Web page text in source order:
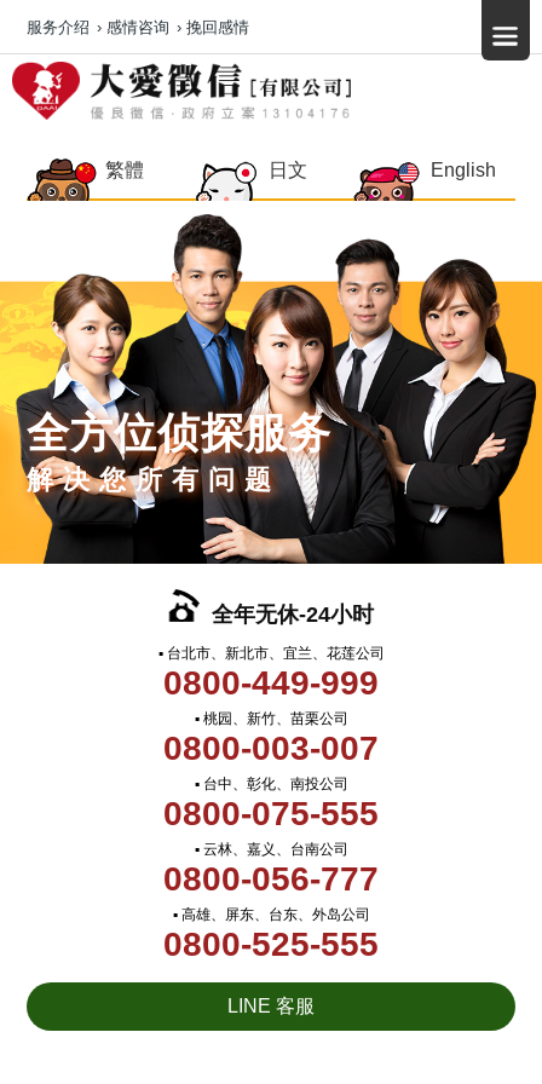
繁體 日文 English
全方位侦探服务
解决您所有问题
全年无休-24小时
▪ 台北市、新北市、宜兰、花莲公司
0800-449-999
▪ 桃园、新竹、苗栗公司
0800-003-007
▪ 台中、彰化、南投公司
0800-075-555
▪ 云林、嘉义、台南公司
0800-056-777
▪ 高雄、屏东、台东、外岛公司
0800-525-555
LINE 客服
服务介绍 › 感情咨询 › 挽回感情